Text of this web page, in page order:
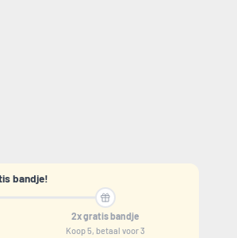
bandje!
2x gratis bandje
Koop 5, betaal voor 3